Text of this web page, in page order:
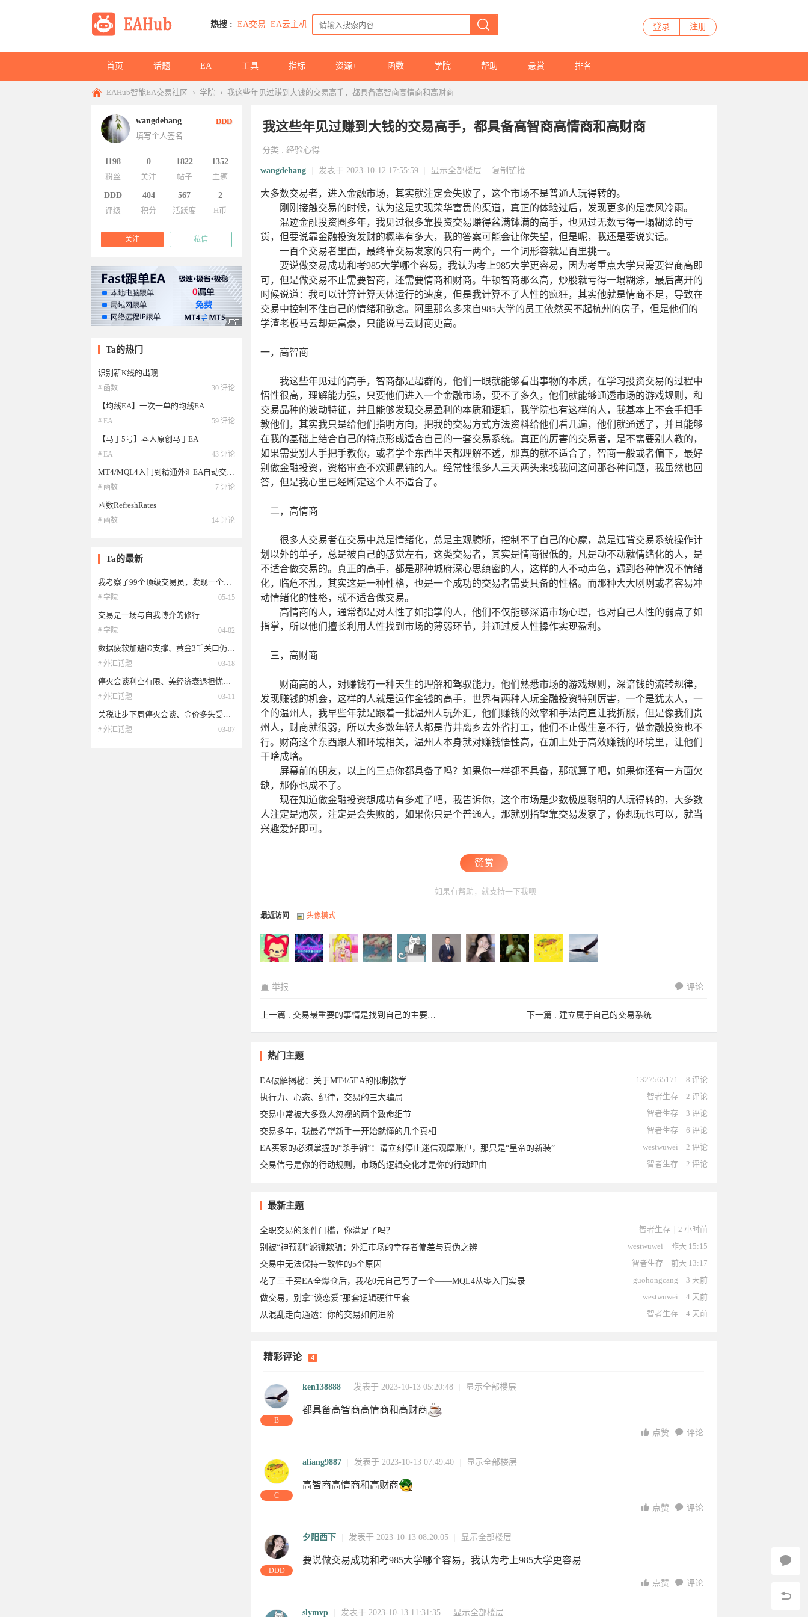
热搜 : EA交易 EA云主机 登录 注册
首页 话题 EA 工具 指标 资源+ 函数 学院 帮助 悬赏 排名
EAHub智能EA交易社区 › 学院 › 我这些年见过赚到大钱的交易高手，都具备高智商高情商和高财商
我这些年见过赚到大钱的交易高手，都具备高智商高情商和高财商
分类 : 经验心得
wangdehang 发表于 2023-10-12 17:55:59 显示全部楼层 复制链接
大多数交易者，进入金融市场，其实就注定会失败了，这个市场不是普通人玩得转的。
刚刚接触交易的时候，认为这是实现荣华富贵的渠道，真正的体验过后，发现更多的是凄风冷雨。
混迹金融投资圈多年，我见过很多靠投资交易赚得盆满钵满的高手，也见过无数亏得一塌糊涂的亏
货，但要说靠金融投资发财的概率有多大，我的答案可能会让你失望，但是呢，我还是要说实话。
一百个交易者里面，最终靠交易发家的只有一两个，一个词形容就是百里挑一。
要说做交易成功和考985大学哪个容易，我认为考上985大学更容易，因为考重点大学只需要智商高即
可，但是做交易不止需要智商，还需要情商和财商。牛顿智商那么高，炒股就亏得一塌糊涂，最后离开的
时候说道：我可以计算计算天体运行的速度，但是我计算不了人性的疯狂，其实他就是情商不足，导致在
交易中控制不住自己的情绪和欲念。阿里那么多来自985大学的员工依然买不起杭州的房子，但是他们的
学渣老板马云却是富豪，只能说马云财商更高。
一，高智商
我这些年见过的高手，智商都是超群的，他们一眼就能够看出事物的本质，在学习投资交易的过程中
悟性很高，理解能力强，只要他们进入一个金融市场，要不了多久，他们就能够通透市场的游戏规则，和
交易品种的波动特征，并且能够发现交易盈利的本质和逻辑，我学院也有这样的人，我基本上不会手把手
教他们，其实我只是给他们指明方向，把我的交易方式方法资料给他们看几遍，他们就通透了，并且能够
在我的基础上结合自己的特点形成适合自己的一套交易系统。真正的厉害的交易者，是不需要别人教的，
如果需要别人手把手教你，或者学个东西半天都理解不透，那真的就不适合了，智商一般或者偏下，最好
别做金融投资，资格审查不欢迎愚钝的人。经常性很多人三天两头来找我问这问那各种问题，我虽然也回
答，但是我心里已经断定这个人不适合了。
二，高情商
很多人交易者在交易中总是情绪化，总是主观臆断，控制不了自己的心魔，总是违背交易系统操作计
划以外的单子，总是被自己的感觉左右，这类交易者，其实是情商很低的，凡是动不动就情绪化的人，是
不适合做交易的。真正的高手，都是那种城府深心思缜密的人，这样的人不动声色，遇到各种情况不情绪
化，临危不乱，其实这是一种性格，也是一个成功的交易者需要具备的性格。而那种大大咧咧或者容易冲
动情绪化的性格，就不适合做交易。
高情商的人，通常都是对人性了如指掌的人，他们不仅能够深谙市场心理，也对自己人性的弱点了如
指掌，所以他们擅长利用人性找到市场的薄弱环节，并通过反人性操作实现盈利。
三，高财商
财商高的人，对赚钱有一种天生的理解和驾驭能力，他们熟悉市场的游戏规则，深谙钱的流转规律，
发现赚钱的机会，这样的人就是运作金钱的高手，世界有两种人玩金融投资特别厉害，一个是犹太人，一
个的温州人，我早些年就是跟着一批温州人玩外汇，他们赚钱的效率和手法简直让我折服，但是像我们贵
州人，财商就很弱，所以大多数年轻人都是背井离乡去外省打工，他们不止做生意不行，做金融投资也不
行。财商这个东西跟人和环境相关，温州人本身就对赚钱悟性高，在加上处于高效赚钱的环境里，让他们
干啥成啥。
屏幕前的朋友，以上的三点你都具备了吗？如果你一样都不具备，那就算了吧，如果你还有一方面欠
缺，那你也成不了。
现在知道做金融投资想成功有多难了吧，我告诉你，这个市场是少数极度聪明的人玩得转的，大多数
人注定是炮灰，注定是会失败的，如果你只是个普通人，那就别指望靠交易发家了，你想玩也可以，就当
兴趣爱好即可。
赞赏
如果有帮助，就支持一下我呗
最近访问 头像模式
2023-10-
02:29:53
于2023-
10-15
16:13:20
10-13
18:34:31
13
14:07:20
13
11:31:35
10-13
08:36:37
10-13
08:20:06
10-13
07:50:05 07:49:40 05:20:48
举报 评论
上一篇 : 交易最重要的事情是找到自己的主要逻辑！ 下一篇 : 建立属于自己的交易系统
热门主题
EA破解揭秘：关于MT4/5EA的限制教学 8 评论
1327565171
执行力、心态、纪律，交易的三大骗局
2 评论
智者生存
交易中常被大多数人忽视的两个致命细节
3 评论
智者生存
交易多年，我最希望新手一开始就懂的几个真相
6 评论
智者生存
EA买家的必须掌握的“杀手锏”：请立刻停止迷信观摩账户，那只是“皇帝的新装”
2 评论
westwuwei
交易信号是你的行动规则，市场的逻辑变化才是你的行动理由
2 评论
智者生存
最新主题
全职交易的条件门槛，你满足了吗？ 2 小时前
智者生存
别被“神预测”滤镜欺骗：外汇市场的幸存者偏差与真伪之辨
昨天 15:15
westwuwei
交易中无法保持一致性的5个原因
前天 13:17
智者生存
花了三千买EA全爆仓后，我花0元自己写了一个——MQL4从零入门实录
3 天前
guohongcang
做交易，别拿“谈恋爱”那套逻辑硬往里套
4 天前
westwuwei
从混乱走向通透：你的交易如何进阶
4 天前
智者生存
精彩评论 4
B
ken138888 发表于 2023-10-13 05:20:48 显示全部楼层
都具备高智商高情商和高财商
点赞 评论
C
aliang9887 发表于 2023-10-13 07:49:40 显示全部楼层
高智商高情商和高财商
点赞 评论
DDD
夕阳西下 发表于 2023-10-13 08:20:05 显示全部楼层
要说做交易成功和考985大学哪个容易，我认为考上985大学更容易
点赞 评论
slymvp 发表于 2023-10-13 11:31:35 显示全部楼层
wangdehang
DDD
填写个人签名
1198
粉丝
0
关注
1822
帖子
1352
主题
DDD
评级
404
积分
567
活跃度
2
H币
关注 私信
Ta的热门
识别新K线的出现
# 函数 30 评论
【均线EA】一次一单的均线EA
# EA 59 评论
【马丁5号】本人原创马丁EA
# EA 43 评论
MT4/MQL4入门到精通外汇EA自动交易教程-识别新K线的出现
# 函数 7 评论
函数RefreshRates
# 函数 14 评论
Ta的最新
我考察了99个顶级交易员，发现一个现象，他们的自控力都很强
# 学院 05-15
交易是一场与自我博弈的修行
# 学院 04-02
数据疲软加避险支撑、黄金3千关口仍有上行
# 外汇话题 03-18
停火会谈利空有限、美经济衰退担忧加剧支撑金价前景
# 外汇话题 03-11
关税让步下周停火会谈、金价多头受限维持震荡
# 外汇话题 03-07